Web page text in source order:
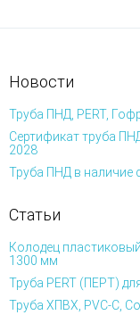
Новости
Труба ПНД, PERT,
Сертификат труба
2028
Труба ПНД в наличие
Статьи
Колодец
1300 мм
Труба PERT (ПЕРТ)
Труба ХПВХ, PVC-C,